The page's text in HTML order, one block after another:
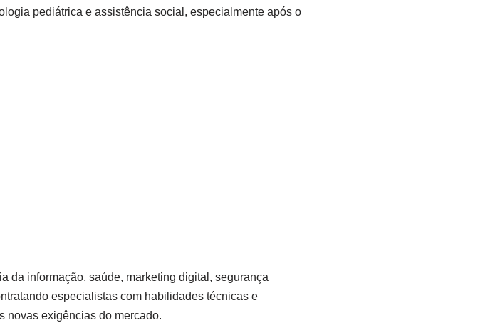
pediátrica e assistência social, especialmente após o
da informação, saúde, marketing digital, segurança
especialistas com habilidades técnicas e
novas exigências do mercado.